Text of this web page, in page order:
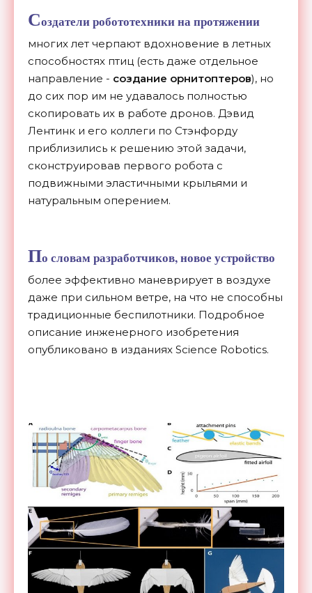
Создатели робототехники на протяжении
многих лет черпают вдохновение в летных
способностях птиц (есть даже отдельное
направление - создание орнитоптеров), но
до сих пор им не удавалось полностью
скопировать их в работе дронов. Дэвид
Лентинк и его коллеги по Стэнфорду
приблизились к решению этой задачи,
сконструировав первого робота с
подвижными эластичными крыльями и
натуральным оперением.
По словам разработчиков, новое устройство
более эффективно маневрирует в воздухе
даже при сильном ветре, на что не способны
традиционные беспилотники. Подробное
описание инженерного изобретения
опубликовано в изданиях Science Robotics.